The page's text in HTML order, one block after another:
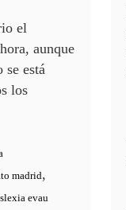
el
aunque
está
los
madrid,
evau